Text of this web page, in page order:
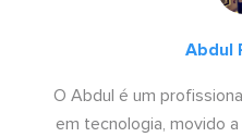
Abdul
O Abdul é um
em tecnologia, movido